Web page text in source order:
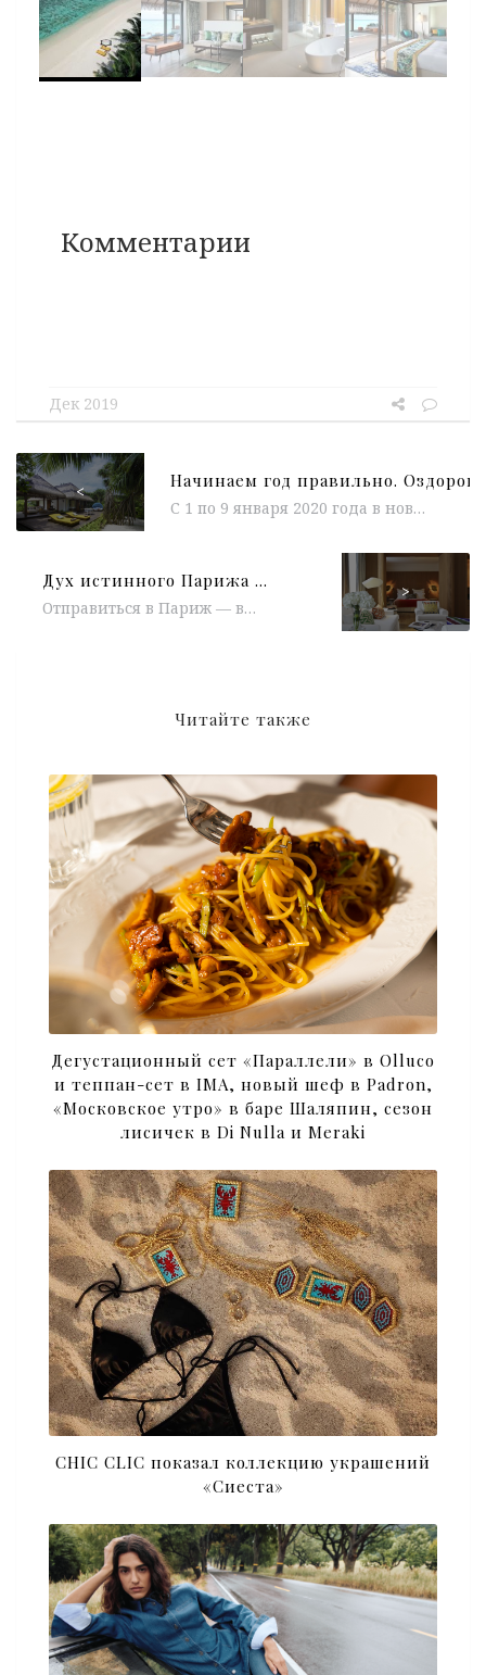
Комментарии
Дек 2019
<
С 1 по 9 января 2020 года в новый пятизвездочный отель Pullman Maldives Maamutaa Resort приедет главный коуч и амбассадор...
Дух истинного Парижа в HÔTEL VERNET
Отправиться в Париж — всегда верное решение. В любое время года, в компании близких друзей или в одиночестве. Задаваясь вопросом,...
>
Читайте также
Дегустационный сет «Параллели» в Olluco
и теппан-сет в IMA, новый шеф в Padron,
«Московское утро» в баре Шаляпин, сезон
лисичек в Di Nulla и Meraki
CHIC CLIC показал коллекцию украшений
«Сиеста»